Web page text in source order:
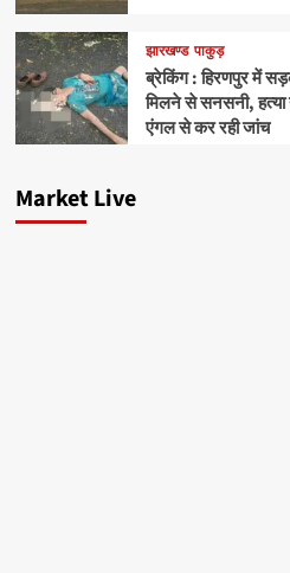
झारखण्ड पाकुड़
ब्रेकिंग : हिरणपुर में
मिलने से सनसनी, हत्या
एंगल से कर रही जांच
Market Live